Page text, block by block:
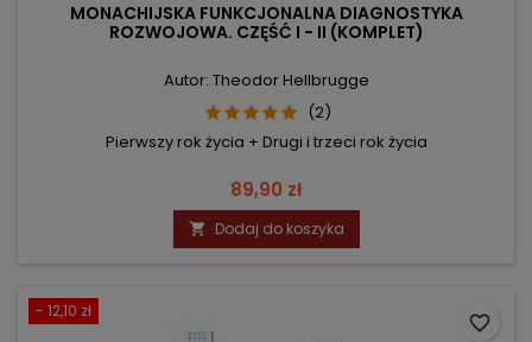
MONACHIJSKA FUNKCJONALNA DIAGNOSTYKA
ROZWOJOWA. CZĘŚĆ I - II (KOMPLET)
Autor: Theodor Hellbrugge
(2)
Pierwszy rok życia + Drugi i trzeci rok życia
Cena
89,90 zł
 Dodaj do koszyka
- 12,10 zł
favorite_border